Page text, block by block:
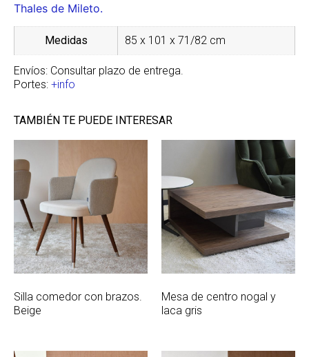
Thales de Mileto.
Medidas 85 x 101 x 71/82 cm
Envíos: Consultar plazo de entrega.
Portes: +info
TAMBIÉN TE PUEDE INTERESAR
Silla comedor con brazos.
Beige
Mesa de centro nogal y
laca gris